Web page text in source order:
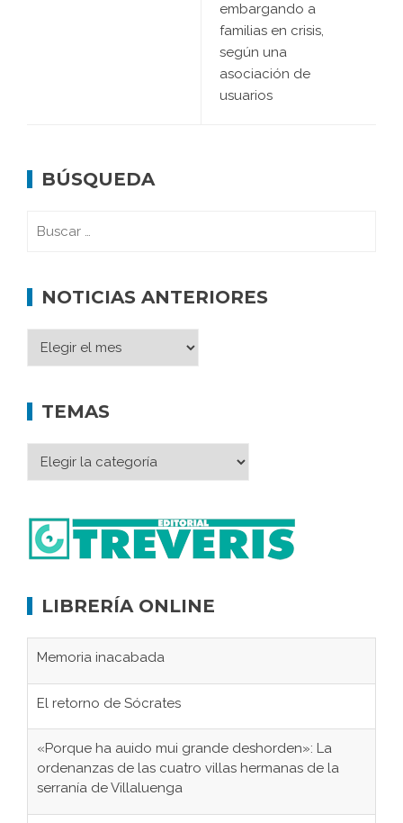
embargando a
familias en crisis,
según una
asociación de
usuarios
BÚSQUEDA
NOTICIAS ANTERIORES
TEMAS
LIBRERÍA ONLINE
Memoria inacabada
El retorno de Sócrates
«Porque ha auido mui grande deshorden»: La
ordenanzas de las cuatro villas hermanas de la
serranía de Villaluenga